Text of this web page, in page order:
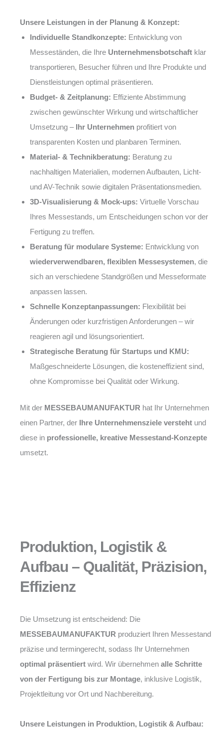
Unsere Leistungen in der Planung & Konzept:
Individuelle Standkonzepte: Entwicklung von
Messeständen, die Ihre Unternehmensbotschaft klar
transportieren, Besucher führen und Ihre Produkte und
Dienstleistungen optimal präsentieren.
Budget- & Zeitplanung: Effiziente Abstimmung
zwischen gewünschter Wirkung und wirtschaftlicher
Umsetzung – Ihr Unternehmen profitiert von
transparenten Kosten und planbaren Terminen.
Material- & Technikberatung: Beratung zu
nachhaltigen Materialien, modernen Aufbauten, Licht-
und AV-Technik sowie digitalen Präsentationsmedien.
3D-Visualisierung & Mock-ups: Virtuelle Vorschau
Ihres Messestands, um Entscheidungen schon vor der
Fertigung zu treffen.
Beratung für modulare Systeme: Entwicklung von
wiederverwendbaren, flexiblen Messesystemen, die
sich an verschiedene Standgrößen und Messeformate
anpassen lassen.
Schnelle Konzeptanpassungen: Flexibilität bei
Änderungen oder kurzfristigen Anforderungen – wir
reagieren agil und lösungsorientiert.
Strategische Beratung für Startups und KMU:
Maßgeschneiderte Lösungen, die kosteneffizient sind,
ohne Kompromisse bei Qualität oder Wirkung.
Mit der MESSEBAUMANUFAKTUR hat Ihr Unternehmen
einen Partner, der Ihre Unternehmensziele versteht und
diese in professionelle, kreative Messestand-Konzepte
umsetzt.
Produktion, Logistik &
Aufbau – Qualität, Präzision,
Effizienz
Die Umsetzung ist entscheidend: Die
MESSEBAUMANUFAKTUR produziert Ihren Messestand
präzise und termingerecht, sodass Ihr Unternehmen
optimal präsentiert wird. Wir übernehmen alle Schritte
von der Fertigung bis zur Montage, inklusive Logistik,
Projektleitung vor Ort und Nachbereitung.
Unsere Leistungen in Produktion, Logistik & Aufbau: